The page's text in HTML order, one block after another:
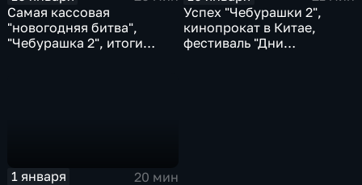
Самая кассовая
"новогодняя битва",
"Чебурашка 2", итоги
Успех "Чебурашки 2",
кинопрокат в Китае,
фестиваль "Дни
1 января
20 мин